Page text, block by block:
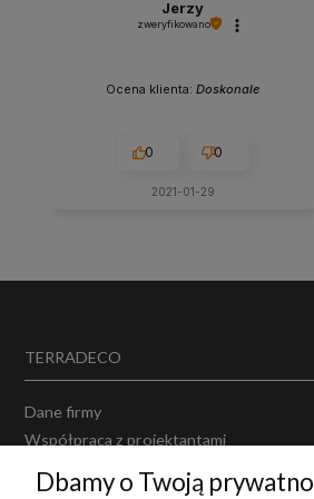
Jerzy
zweryfikowano
Ocena klienta: Doskonale
0 0
2021-01-29
TERRADECO
Dane firmy
Współpraca z projektantami
Dbamy o Twoją